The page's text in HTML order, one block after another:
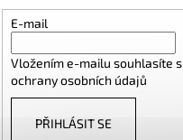
E-mail
Vložením e-mailu souhlasíte s
ochrany osobních údajů
PŘIHLÁSIT SE